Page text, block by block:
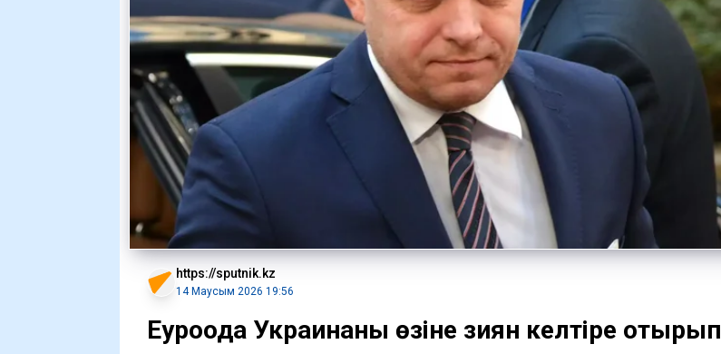
https://sputnik.kz
14 Маусым 2026 19:56
Еуроодақ Украинаны өзіне зиян келтіре отырып